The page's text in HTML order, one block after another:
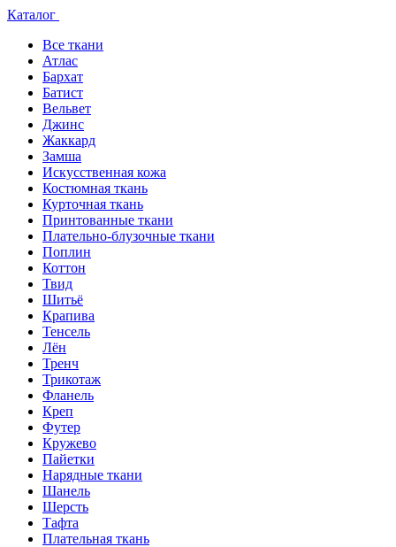
Каталог
Все ткани
Атлас
Бархат
Батист
Вельвет
Джинс
Жаккард
Замша
Искусственная кожа
Костюмная ткань
Курточная ткань
Принтованные ткани
Плательно-блузочные ткани
Поплин
Коттон
Твид
Шитьё
Крапива
Тенсель
Лён
Тренч
Трикотаж
Фланель
Креп
Футер
Кружево
Пайетки
Нарядные ткани
Шанель
Шерсть
Тафта
Плательная ткань